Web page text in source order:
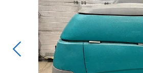
Edellinen